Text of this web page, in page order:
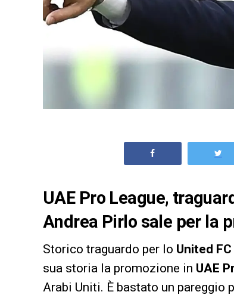
UAE Pro League,
Andrea Pirlo sale per la
Storico traguardo per lo United
sua storia la promozione in UAE
Arabi Uniti. È bastato un pareggio